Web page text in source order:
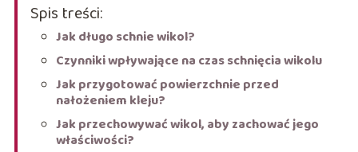
Spis treści:
Jak długo schnie wikol?
Czynniki wpływające na czas schnięcia wikolu
Jak przygotować powierzchnie przed
nałożeniem kleju?
Jak przechowywać wikol, aby zachować jego
właściwości?